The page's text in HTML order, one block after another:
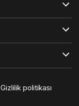
Gizlilik politikası